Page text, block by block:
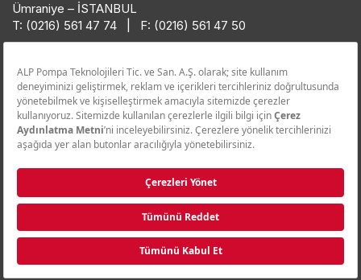
Ümraniye – İSTANBUL
T: (0216) 561 47 74 | F: (0216) 561 47 50
0850 432 38 62
© 2019 ETNA. Her hakkı saklıdır.
Satış Sonrası Hizmetler - STS
0850 455 38 62